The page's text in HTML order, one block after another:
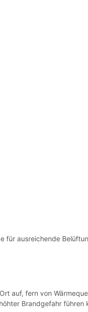
für ausreichende
auf, fern von
Brandgefahr führen